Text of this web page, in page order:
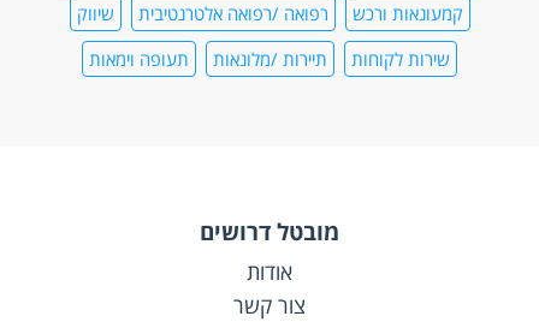
קמעונאות ורכש
רפואה /רפואה אלטרנטיבית
שיווק
שירות לקוחות
תיירות /מלונאות תעופה וימאות
מובטל דרושים
אודות
צור קשר